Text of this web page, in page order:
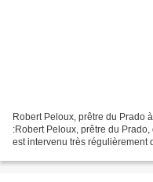
Robert Peloux, prêtre du Prado à Marseille À voir
:Robert Peloux, prêtre du
est intervenu très régulièrement